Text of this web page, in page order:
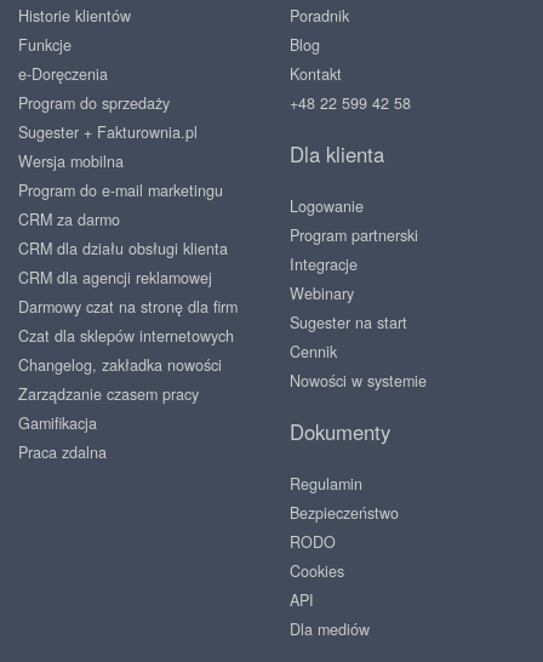
Historie klientów
Funkcje
e-Doręczenia
Program do sprzedaży
Sugester + Fakturownia.pl
Wersja mobilna
Program do e-mail marketingu
CRM za darmo
CRM dla działu obsługi klienta
CRM dla agencji reklamowej
Darmowy czat na stronę dla firm
Czat dla sklepów internetowych
Changelog, zakładka nowości
Zarządzanie czasem pracy
Gamifikacja
Praca zdalna
Poradnik
Blog
Kontakt
+48 22 599 42 58
Dla klienta
Logowanie
Program partnerski
Integracje
Webinary
Sugester na start
Cennik
Nowości w systemie
Dokumenty
Regulamin
Bezpieczeństwo
RODO
Cookies
API
Dla mediów